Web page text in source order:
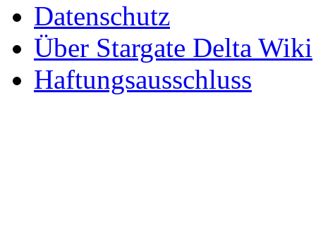
Datenschutz
Über Stargate Delta Wiki
Haftungsausschluss